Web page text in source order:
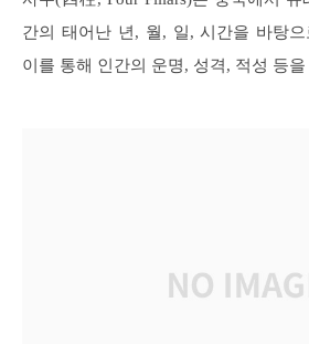
간의 태어난 년, 월, 일, 시간을 바탕
이를 통해 인간의 운명, 성격, 적성 등